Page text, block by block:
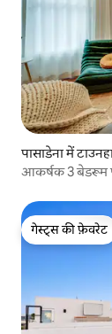
पासाडेना में
आकर्षक 3 बेडरूम
गेस्ट्स की फ़ेवरेट
गेस्ट्स की फ़ेवरेट